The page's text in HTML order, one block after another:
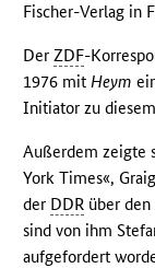
Fischer-Verlag in
DerZDF-
1976 mitHeym
Initiator zu
Außerdem zeigte
York Times«, Graig
der DDR über
sind von ihm
aufgefordert